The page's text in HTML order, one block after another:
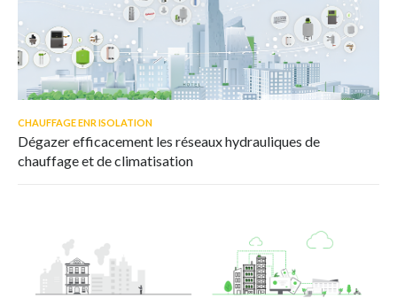
CHAUFFAGE ENR ISOLATION
Dégazer efficacement les réseaux hydrauliques de
chauffage et de climatisation